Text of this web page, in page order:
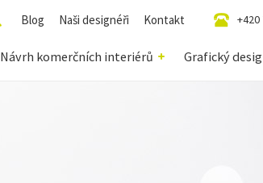
Návrh komerčních interiérů Grafický
Blog Naši designéři Kontakt +420